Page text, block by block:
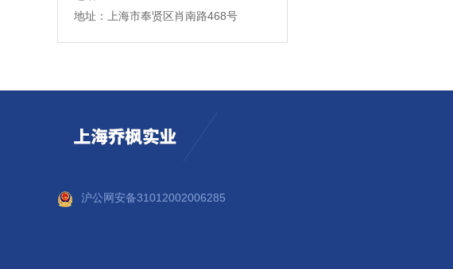
地址：上海市奉贤区肖南路468号
沪公网安备31012002006285